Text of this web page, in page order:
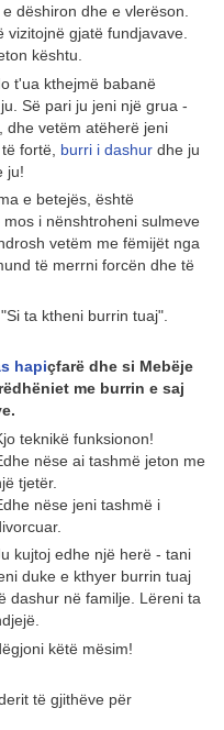
dëshiron dhe e vlerëson.
gjatë fundjavave.
kështu.
t'ua kthejmë babanë
Së pari ju jeni një grua -
dhe vetëm atëherë jeni
fortë, burri i dashur dhe ju
ju!
e betejës, është
i nënshtroheni sulmeve
vetëm me fëmijët nga
të merrni forcën dhe të
ta ktheni burrin tuaj".
hapiçfarë dhe si Mebëje
me burrin e saj
teknikë funksionon!
nëse ai tashmë jeton me
tjetër.
nëse jeni tashmë i
kujtoj edhe një herë - tani
duke e kthyer burrin tuaj
dashur në familje. Lëreni ta
këtë mësim!
të gjithëve për